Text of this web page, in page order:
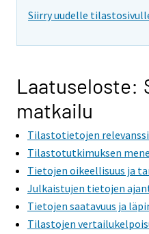
Siirry uudelle
Laatuseloste:
matkailu
Tilastotietojen relevanssi
Tilastotutkimuksen
Tietojen oikeellisuus ja
Julkaistujen tietojen
Tietojen saatavuus ja
Tilastojen